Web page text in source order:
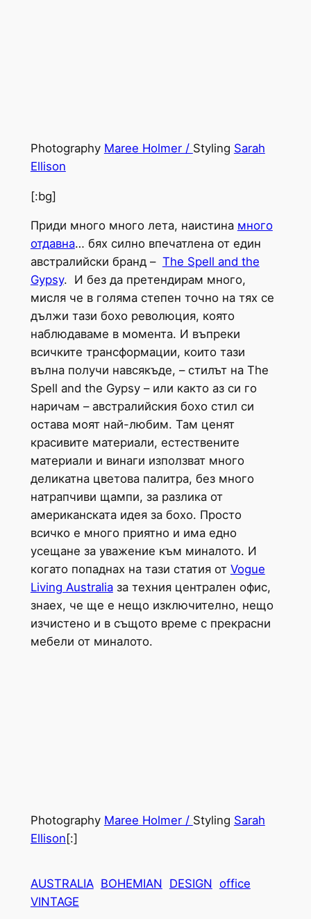
Photography Maree Holmer / Styling Sarah
Ellison
[:bg]
Приди много много лета, наистина много
отдавна… бях силно впечатлена от един
австралийски бранд – The Spell and the
Gypsy. И без да претендирам много,
мисля че в голяма степен точно на тях се
дължи тази бохо революция, която
наблюдаваме в момента. И въпреки
всичките трансформации, които тази
вълна получи навсякъде, – стилът на The
Spell and the Gypsy – или както аз си го
наричам – австралийския бохо стил си
остава моят най-любим. Там ценят
красивите материали, естествените
материали и винаги използват много
деликатна цветова палитра, без много
натрапчиви щампи, за разлика от
американската идея за бохо. Просто
всичко е много приятно и има едно
усещане за уважение към миналото. И
когато попаднах на тази статия от Vogue
Living Australiaза техния централен офис,
знаех, че ще е нещо изключително, нещо
изчистено и в същото време с прекрасни
мебели от миналото.
Photography Maree Holmer / Styling Sarah
Ellison[:]
AUSTRALIA BOHEMIAN DESIGN office
VINTAGE